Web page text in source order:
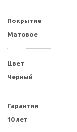
Покрытие
Матовое
Цвет
Черный
Гарантия
10 лет